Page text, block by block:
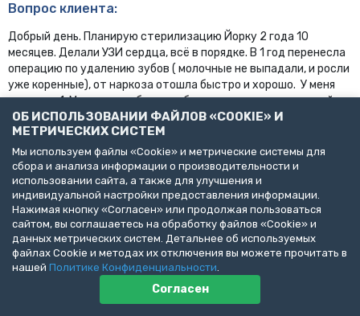
Вопрос клиента:
Добрый день. Планирую стерилизацию Йорку 2 года 10
месяцев. Делали УЗИ сердца, всё в порядке. В 1 год перенесла
операцию по удалению зубов ( молочные не выпадали, и росли
уже коренные), от наркоза отошла быстро и хорошо. У меня
вопросы: 1. Можно ли забрать собаку после операции домой, не
оставляя в стационаре? 2. У нее бывает аллергия на
некоторые продукты питания ( красное яблоко), может ли это
повлиять на наркоз? 3. Не поздно ли в таком возрасте (
прошло 3 течки) делать стерилизацию?
01.06.2022
Ответ специалиста:
Здравствуйте. 1. Собака будет находиться в стационаре до
тех пор, пока не отойдет от наркоза. Ранее её отдавать
опасно для неё же и мы не будем так рисковать. 2. Скорее нет.
3. Конечно же не поздно. Операцию можно делать в любом
ОБ ИСПОЛЬЗОВАНИИ ФАЙЛОВ «COOKIE» И
МЕТРИЧЕСКИХ СИСТЕМ
Мы используем файлы «Cookie» и метрические системы для
сбора и анализа информации о производительности и
использовании сайта, а также для улучшения и
индивидуальной настройки предоставления информации.
Нажимая кнопку «Согласен» или продолжая пользоваться
сайтом, вы соглашаетесь на обработку файлов «Cookie» и
данных метрических систем. Детальнее об используемых
файлах Cookie и методах их отключения вы можете прочитать в
нашей Политике Конфиденциальности.
Согласен